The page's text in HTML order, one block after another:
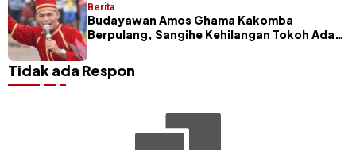
Berita
Budayawan Amos Ghama Kakomba
Berpulang, Sangihe Kehilangan Tokoh Adat
Tidak ada Respon